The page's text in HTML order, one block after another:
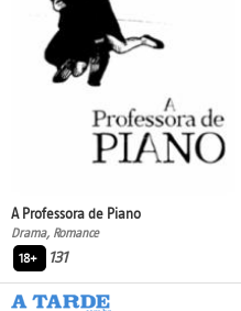
A Professora de Piano
Drama, Romance
18+
131